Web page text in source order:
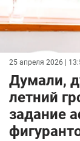
25 апреля 2026 |
Думали,
летний
задание